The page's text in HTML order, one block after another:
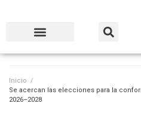
Inicio /
Se acercan las elecciones para la
2026–2028